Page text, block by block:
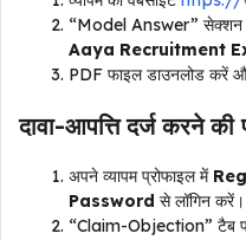
“Model Answer” सेक्शन
Aaya Recruitment
PDF फाइल डाउनलोड करें
दावा-आपत्ति दर्ज करने की
अपने व्यापम प्रोफाइल में
Password से लॉगिन करें।
“Claim-Objection” टैब